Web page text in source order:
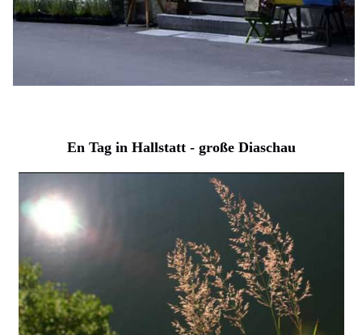
En Tag in Hallstatt - große Diaschau